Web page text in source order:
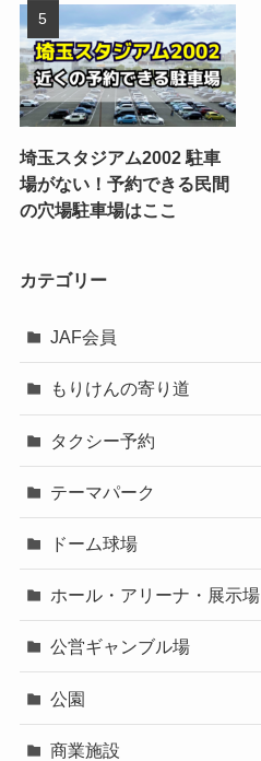
埼玉スタジアム2002 駐車
場がない！予約できる民間
の穴場駐車場はここ
カテゴリー
JAF会員
もりけんの寄り道
タクシー予約
テーマパーク
ドーム球場
ホール・アリーナ・展示場
公営ギャンブル場
公園
商業施設